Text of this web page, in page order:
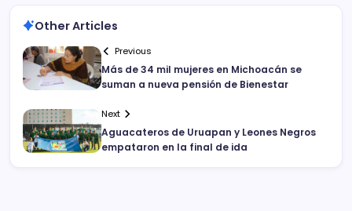
Other Articles
Previous
Más de 34 mil mujeres en Michoacán se
suman a nueva pensión de Bienestar
Next
Aguacateros de Uruapan y Leones Negros
empataron en la final de ida